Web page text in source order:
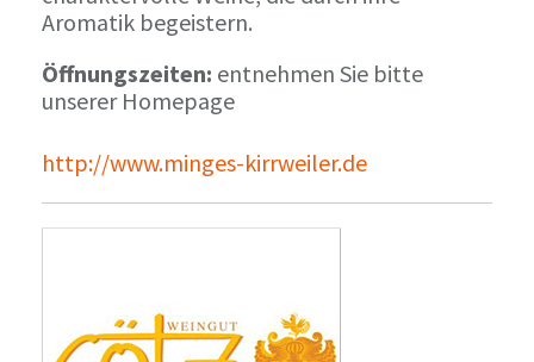
Aromatik begeistern.
Öffnungszeiten: entnehmen Sie bitte
unserer Homepage
http://www.minges-kirrweiler.de